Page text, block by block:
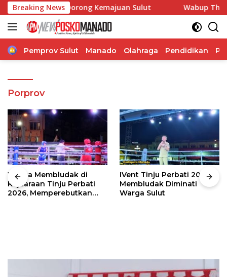
Langsung
ke
konten
Breaking News
Dorong Kemajuan Sulut Wabup Theodorus
Home
Pemprov Sulut Manado Olahraga Pendidikan
Porprov
Warga Membludak di
Kejuaraan Tinju Perbati
2026, Memperebutkan
IVent Tinju Perbati 2026
Membludak Diminati
Warga Sulut